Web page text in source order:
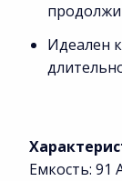
Идеален
Емкость: 91